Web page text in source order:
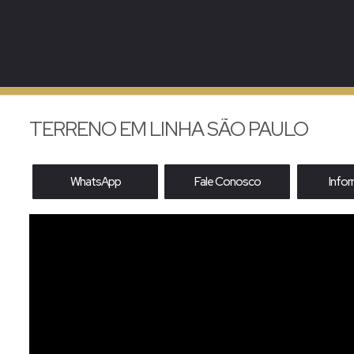
TERRENO EM LINHA SÃO PAULO
WhatsApp Fale Conosco